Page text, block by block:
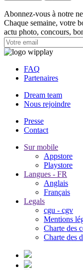
Abonnez-vous à notre
Chaque semaine, votre
actu photo, concours,
FAQ
Partenaires
Dream team
Nous rejoindre
Presse
Contact
Sur mobile
Appstore
Playstore
Langues - FR
Anglais
Français
Legals
cgu - cgv
Mentions
Charte des
Charte des